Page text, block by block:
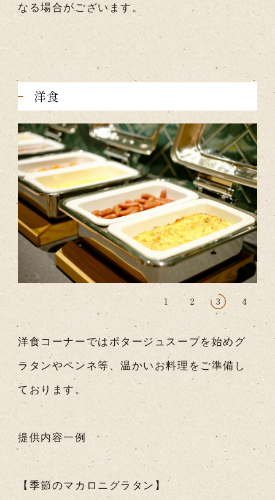
なる場合がございます。
洋食
1 2 3 4
洋食コーナーではポタージュスープを始めグ
ラタンやペンネ等、温かいお料理をご準備し
ております。
提供内容一例
【季節のマカロニグラタン】